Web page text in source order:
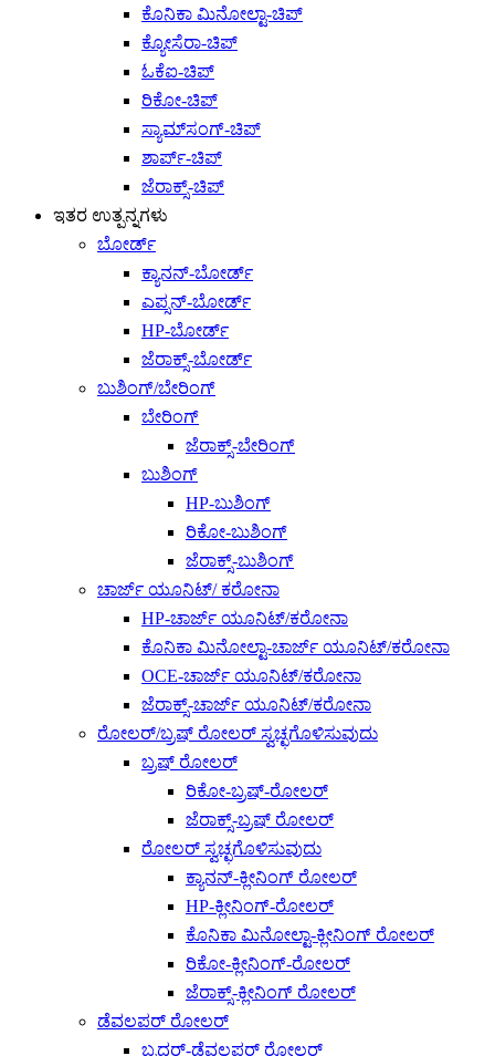
ಕೊನಿಕಾ ಮಿನೋಲ್ಟಾ-ಚಿಪ್
ಕ್ಯೋಸೆರಾ-ಚಿಪ್
ಓಕೆಐ-ಚಿಪ್
ರಿಕೋ-ಚಿಪ್
ಸ್ಯಾಮ್‌ಸಂಗ್-ಚಿಪ್
ಶಾರ್ಪ್-ಚಿಪ್
ಜೆರಾಕ್ಸ್-ಚಿಪ್
ಇತರ ಉತ್ಪನ್ನಗಳು
ಬೋರ್ಡ್
ಕ್ಯಾನನ್-ಬೋರ್ಡ್
ಎಪ್ಸನ್-ಬೋರ್ಡ್
HP-ಬೋರ್ಡ್
ಜೆರಾಕ್ಸ್-ಬೋರ್ಡ್
ಬುಶಿಂಗ್/ಬೇರಿಂಗ್
ಬೇರಿಂಗ್
ಜೆರಾಕ್ಸ್-ಬೇರಿಂಗ್
ಬುಶಿಂಗ್
HP-ಬುಶಿಂಗ್
ರಿಕೋ-ಬುಶಿಂಗ್
ಜೆರಾಕ್ಸ್-ಬುಶಿಂಗ್
ಚಾರ್ಜ್ ಯೂನಿಟ್/ ಕರೋನಾ
HP-ಚಾರ್ಜ್ ಯೂನಿಟ್/ಕರೋನಾ
ಕೊನಿಕಾ ಮಿನೋಲ್ಟಾ-ಚಾರ್ಜ್ ಯೂನಿಟ್/ಕರೋನಾ
OCE-ಚಾರ್ಜ್ ಯೂನಿಟ್/ಕರೋನಾ
ಜೆರಾಕ್ಸ್-ಚಾರ್ಜ್ ಯೂನಿಟ್/ಕರೋನಾ
ರೋಲರ್/ಬ್ರಷ್ ರೋಲರ್ ಸ್ವಚ್ಛಗೊಳಿಸುವುದು
ಬ್ರಷ್ ರೋಲರ್
ರಿಕೋ-ಬ್ರಷ್-ರೋಲರ್
ಜೆರಾಕ್ಸ್-ಬ್ರಷ್ ರೋಲರ್
ರೋಲರ್ ಸ್ವಚ್ಛಗೊಳಿಸುವುದು
ಕ್ಯಾನನ್-ಕ್ಲೀನಿಂಗ್ ರೋಲರ್
HP-ಕ್ಲೀನಿಂಗ್-ರೋಲರ್
ಕೊನಿಕಾ ಮಿನೋಲ್ಟಾ-ಕ್ಲೀನಿಂಗ್ ರೋಲರ್
ರಿಕೋ-ಕ್ಲೀನಿಂಗ್-ರೋಲರ್
ಜೆರಾಕ್ಸ್-ಕ್ಲೀನಿಂಗ್ ರೋಲರ್
ಡೆವಲಪರ್ ರೋಲರ್
ಬ್ರದರ್-ಡೆವಲಪರ್ ರೋಲರ್